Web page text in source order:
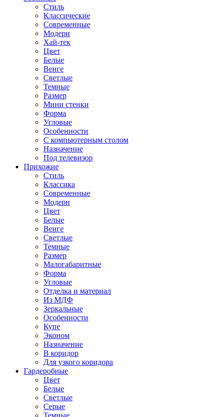
Стиль
Классические
Современные
Модерн
Хай-тек
Цвет
Белые
Венге
Светлые
Темные
Размер
Мини стенки
Форма
Угловые
Особенности
С компьютерным столом
Назначение
Под телевизор
Прихожие
Стиль
Классика
Современные
Модерн
Цвет
Белые
Венге
Светлые
Темные
Размер
Малогабаритные
Форма
Угловые
Отделка и материал
Из МДФ
Зеркальные
Особенности
Купе
Эконом
Назначение
В коридор
Для узкого коридора
Гардеробные
Цвет
Белые
Светлые
Серые
Темные